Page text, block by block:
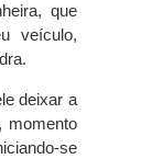
que
veículo,
deixar a
momento
se